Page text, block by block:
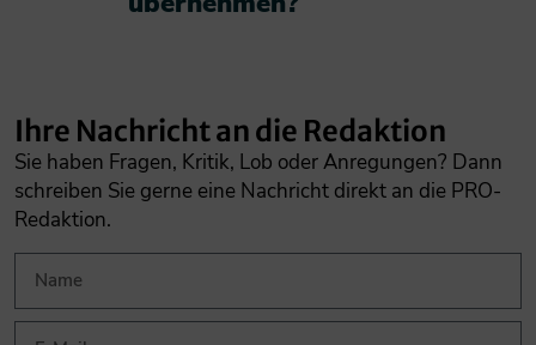
Ihre Nachricht an die Redaktion
Sie haben Fragen, Kritik, Lob oder Anregungen? Dann
schreiben Sie gerne eine Nachricht direkt an die PRO-
Redaktion.